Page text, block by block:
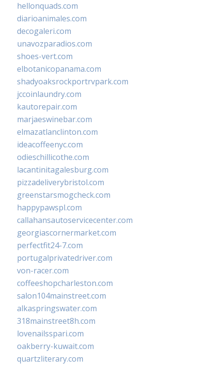
hellonquads.com
diarioanimales.com
decogaleri.com
unavozparadios.com
shoes-vert.com
elbotanicopanama.com
shadyoaksrockportrvpark.com
jccoinlaundry.com
kautorepair.com
marjaeswinebar.com
elmazatlanclinton.com
ideacoffeenyc.com
odieschillicothe.com
lacantinitagalesburg.com
pizzadeliverybristol.com
greenstarsmogcheck.com
happypawspl.com
callahansautoservicecenter.com
georgiascornermarket.com
perfectfit24-7.com
portugalprivatedriver.com
von-racer.com
coffeeshopcharleston.com
salon104mainstreet.com
alkaspringswater.com
318mainstreet8h.com
lovenailsspari.com
oakberry-kuwait.com
quartzliterary.com